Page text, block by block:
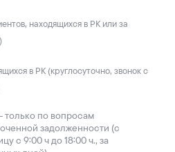
находящихся в РК или за
в РК (круглосуточно, звонок с
только по вопросам
задолженности (с
с 9:00 ч до 18:00 ч., за